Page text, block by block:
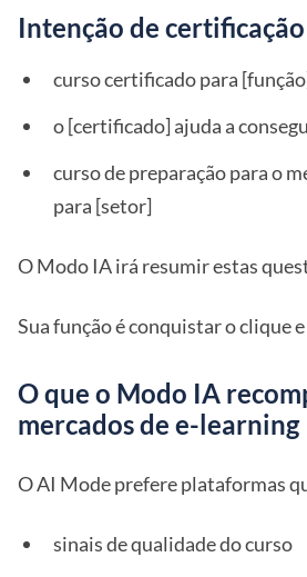
Intenção de
curso certificado para
o [certificado] ajuda a
curso de preparação para o
para [setor]
O Modo IA irá resumir estas
Sua função é conquistar o clique
O que o Modo IA
mercados de e-learning
O AI Mode prefere plataformas
sinais de qualidade do curso